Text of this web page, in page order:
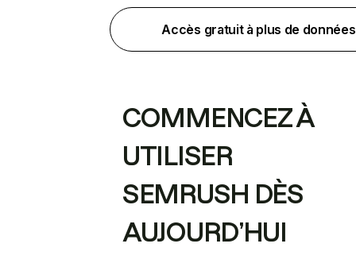
Accès gratuit à plus de données
COMMENCEZ À
UTILISER
SEMRUSH DÈS
AUJOURD’HUI